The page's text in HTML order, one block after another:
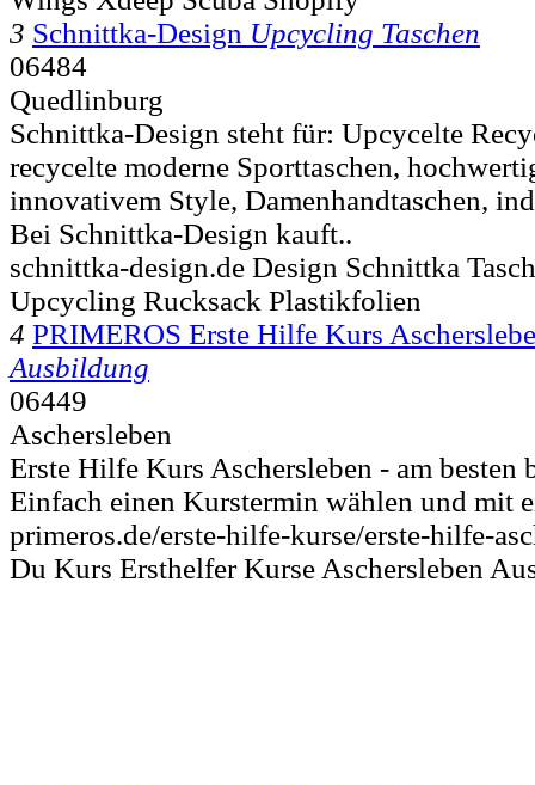
3 Schnittka-Design Upcycling Taschen
06484
Quedlinburg
Schnittka-Design steht für: Upcycelte
recycelte moderne Sporttaschen,
innovativem Style, Damenhandtaschen,
Bei Schnittka-Design kauft..
schnittka-design.de Design Schnittka
Upcycling Rucksack Plastikfolien
4 PRIMEROS Erste Hilfe Kurs
Ausbildung
06449
Aschersleben
Erste Hilfe Kurs Aschersleben - am besten
Einfach einen Kurstermin wählen und mit
primeros.de/erste-hilfe-kurse/erste-hilfe-
Du Kurs Ersthelfer Kurse Aschersleben